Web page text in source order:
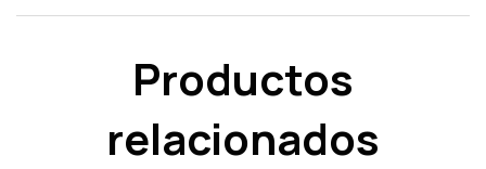
Productos
relacionados